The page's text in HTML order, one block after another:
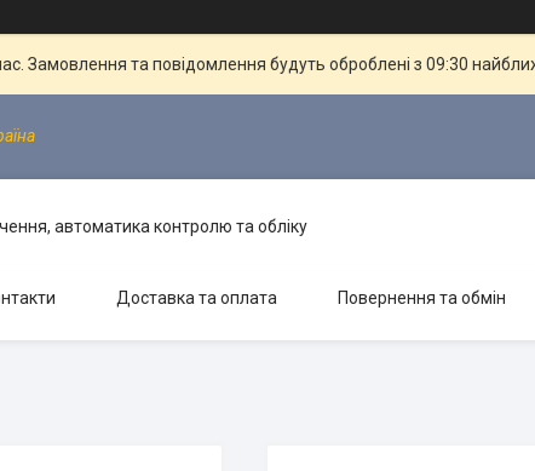
Замовлення та повідомлення будуть оброблені з 09:30
автоматика контролю та обліку
Доставка та оплата Повернення та обмін